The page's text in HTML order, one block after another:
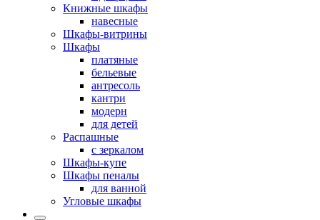
Книжные шкафы
навесные
Шкафы-витрины
Шкафы
платяные
бельевые
антресоль
кантри
модерн
для детей
Распашные
с зеркалом
Шкафы-купе
Шкафы пеналы
для ванной
Угловые шкафы